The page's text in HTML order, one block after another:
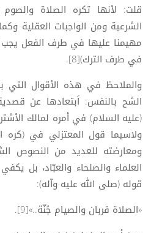
قلت: لأنها تكره الصلاة
الشرعية ومن الواجبات العقلية
مهيمنا عليها في طرف الفعل يجب
في طرف الترك)[8].
والملاحظ في هذه الأقوال التي
الشح بالنفس: اَبتعادها عن قصدية
(عليه السلام) في أمره لمالك
ولاسيما قول المعتزلي في (كره
ومعارضته للعديد من النصوص
العلماء والصلحاء والعبّاد، بل
قوله (صلى الله عليه وآله):
«الصلاة قربان والصيام جُنّة..»[9].